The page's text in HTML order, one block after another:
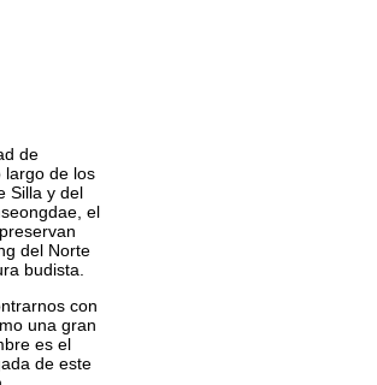
de
largo de los
Silla y del
el
del Norte
budista.
con
una gran
es el
de este